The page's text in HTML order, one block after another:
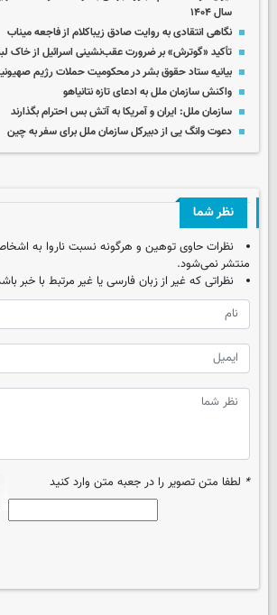
سال ۱۴۰۴
نگاهی انتقادی به روایت صادق زیباکلام از فاجعه میناب
تأکید «گوترش» بر ضرورت عقب‌نشینی اسرائیل از خاک
بیانیه ستاد حقوق بشر در محکومیت حملات رژیم
واکنش سازمان ملل به ادعای تازه نتانیاهو
سازمان ملل: ایران و آمریکا به آتش بس احترام بگذارند
دعوت وانگ یی از دبیرکل سازمان ملل برای سفر به چین
نظر شما
نظرات حاوی توهین و هرگونه نسبت ناروا به
منتشر نمی‌شود.
نظراتی که غیر از زبان فارسی یا غیر مرتبط با خبر
* لطفا متن تصویر را در جعبه متن وارد کنید